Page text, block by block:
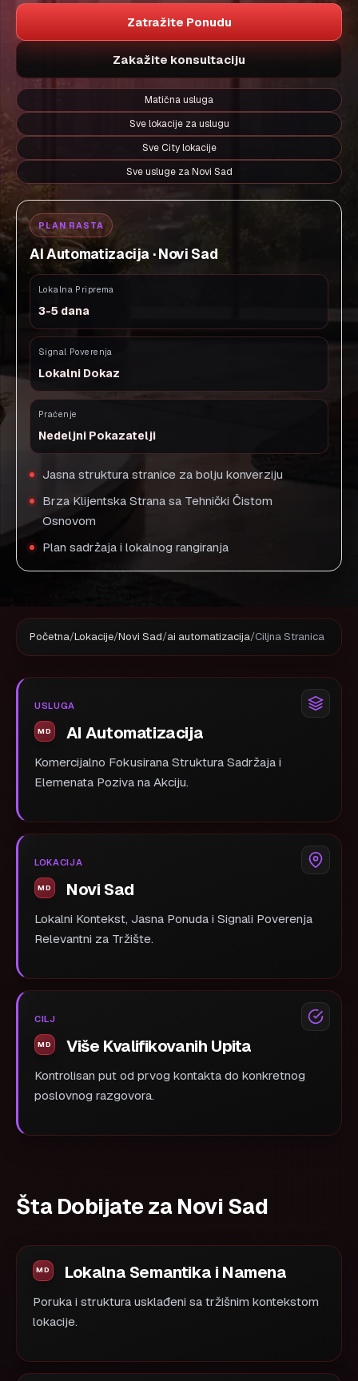
Zatražite Ponudu
Zakažite konsultaciju
Matična usluga
Sve lokacije za uslugu
Sve City lokacije
Sve usluge za Novi Sad
PLAN RASTA
AI Automatizacija · Novi Sad
Lokalna Priprema
3-5 dana
Signal Poverenja
Lokalni Dokaz
Praćenje
Nedeljni Pokazatelji
Jasna struktura stranice za bolju konverziju
Brza Klijentska Strana sa Tehnički Čistom
Osnovom
Plan sadržaja i lokalnog rangiranja
Početna/Lokacije/Novi Sad/ai automatizacija/Ciljna Stranica
USLUGA
AI Automatizacija
Komercijalno Fokusirana Struktura Sadržaja i
Elemenata Poziva na Akciju.
LOKACIJA
Novi Sad
Lokalni Kontekst, Jasna Ponuda i Signali Poverenja
Relevantni za Tržište.
CILJ
Više Kvalifikovanih Upita
Kontrolisan put od prvog kontakta do konkretnog
poslovnog razgovora.
Šta Dobijate za Novi Sad
Lokalna Semantika i Namena
Poruka i struktura usklađeni sa tržišnim kontekstom
lokacije.